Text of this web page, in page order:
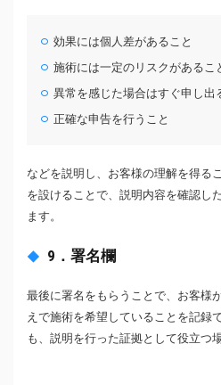
効果には個人差があること
施術には一定のリスクがあるこ
異常を感じた場合はすぐ申し出
正確な申告を行うこと
などを説明し、お客様の理解を得る
を設けることで、説明内容を確認し
ます。
9．署名欄
最後に署名をもらうことで、お客様
えで施術を希望していることを記録
も、説明を行った証拠として役立つ